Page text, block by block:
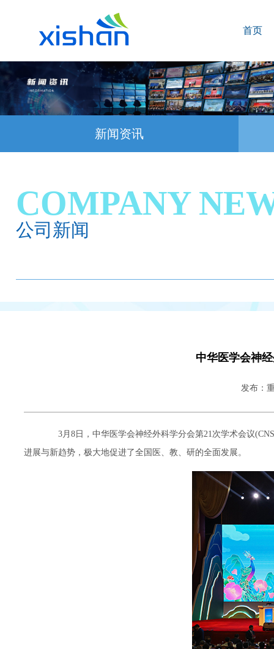
首页
新闻资讯
COMPANY
公司新闻
中华医学会神
发布：
3月8日，中华医学会神经外科学分会第21次学术会议
进展与新趋势，极大地促进了全国医、教、研的全面发展。